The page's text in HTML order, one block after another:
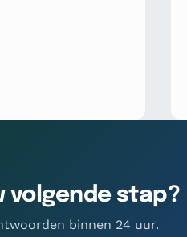
volgende stap?
binnen 24 uur.